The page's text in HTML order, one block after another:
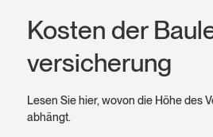
Kosten der
versicherung
Lesen Sie hier, wovon die Höhe des
abhängt.